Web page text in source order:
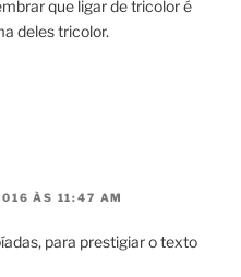
que ligar de tricolor é
deles tricolor.
ÀS 11:47 AM
para prestigiar o texto